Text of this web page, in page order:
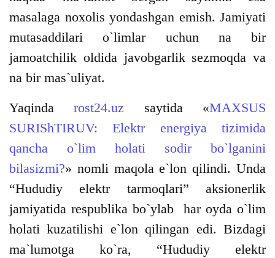
masalaga noxolis yondashgan emish. Jamiyati
mutasaddilari o`limlar uchun na bir
jamoatchilik oldida javobgarlik sezmoqda va
na bir mas`uliyat.
Yaqindarost24.uz saytida «MAXSUS
SURIShTIRUV: Elektr energiya tizimida
qancha o`lim holati sodir bo`lganini
bilasizmi?» nomli maqola e`lon qilindi. Unda
“Hududiy elektr tarmoqlari” aksionerlik
jamiyatida respublika bo`ylab har oyda o`lim
holati kuzatilishi e`lon qilingan edi. Bizdagi
ma`lumotga ko`ra, “Hududiy elektr